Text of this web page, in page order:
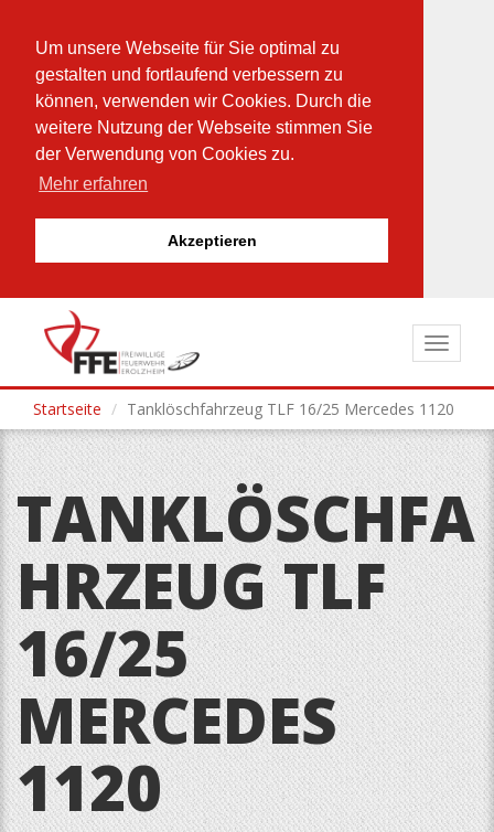
Um unsere Webseite für Sie optimal zu
gestalten und fortlaufend verbessern zu
können, verwenden wir Cookies. Durch die
weitere Nutzung der Webseite stimmen Sie
der Verwendung von Cookies zu.
Mehr erfahren
Akzeptieren
Toggle
Startseite
Tanklöschfahrzeug TLF 16/25 Mercedes 1120
TANKLÖSCHFA
HRZEUG TLF
16/25
MERCEDES
1120